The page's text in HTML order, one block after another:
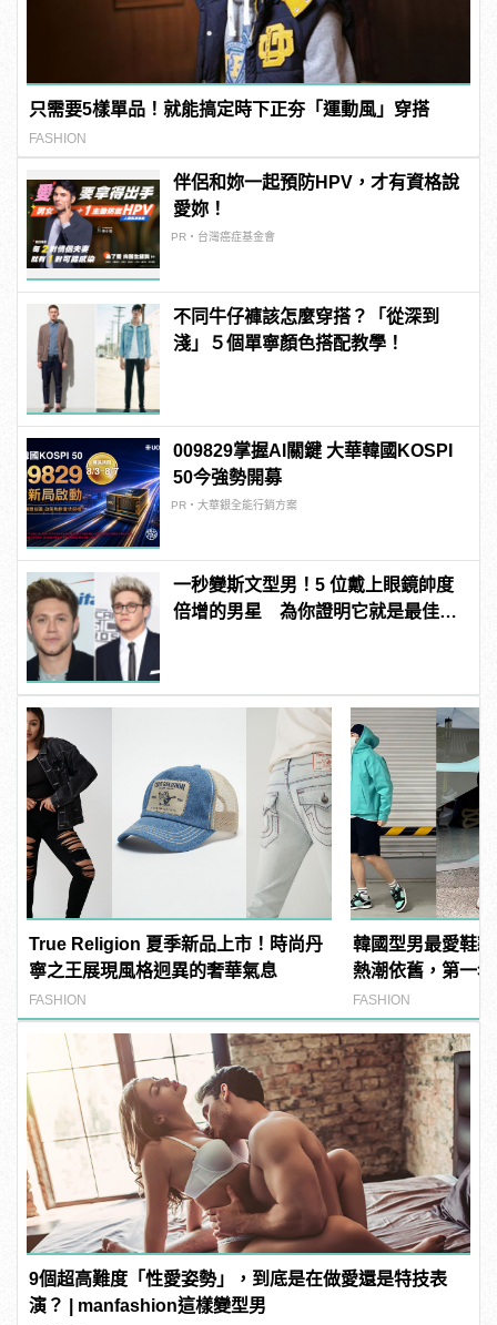
只需要5樣單品！就能搞定時下正夯「運動風」穿搭
FASHION
伴侶和妳一起預防HPV，才有資格說
愛妳！
PR・台灣癌症基金會
不同牛仔褲該怎麼穿搭？「從深到
淺」５個單寧顏色搭配教學！
009829掌握AI關鍵 大華韓國KOSPI
50今強勢開募
PR・大華銀全能行銷方案
一秒變斯文型男！5 位戴上眼鏡帥度
倍增的男星 為你證明它就是最佳時
True Religion 夏季新品上市！時尚丹
寧之王展現風格迥異的奢華氣息
FASHION
韓國型男最愛鞋
熱潮依舊，第一
搭！
FASHION
9個超高難度「性愛姿勢」，到底是在做愛還是特技表
演？ | manfashion這樣變型男